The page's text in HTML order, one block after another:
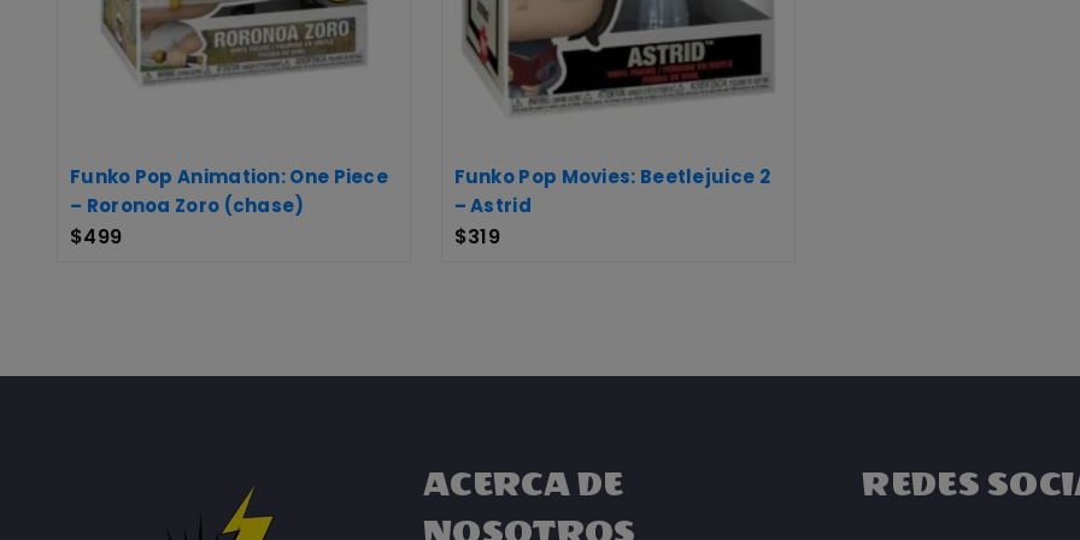
Funko Pop Animation: One Piece
– Roronoa Zoro (chase)
$499
Funko Pop Movies: Beetlejuice 2
– Astrid
$319
ACERCA DE
NOSOTROS
REDES